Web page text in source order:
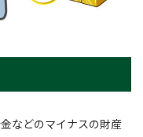
などのマイナスの財産